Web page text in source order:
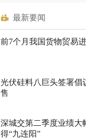
最新要闻
前7个月我国货物贸易
光伏硅料八巨头签署倡
售
深城交第二季度业绩大
得“九连阳”